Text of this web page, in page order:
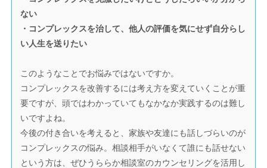
ない
・コンプレックスを治して、他人の評価を気にせず自分らし
い人生を送りたい
このようなことでお悩みではないですか。
コンプレックスを改善するには考え方を変えていくことが重
要ですが、頭ではわかっていてもなかなか実践するのは難し
いですよね。
今後の付き合いを考えると、家族や友達にも話しづらいのが
コンプレックスの悩み。相談相手がいなくて誰にも話せない
という方は、ぜひうららか相談室のカウンセリングを活用し